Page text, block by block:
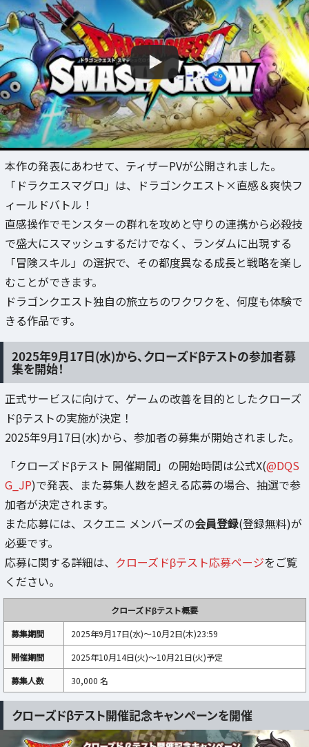
本作の発表にあわせて、ティザーPVが公開されました。
「ドラクエスマグロ」は、ドラゴンクエスト×直感＆爽快フ
ィールドバトル！
直感操作でモンスターの群れを攻めと守りの連携から必殺技
で盛大にスマッシュするだけでなく、ランダムに出現する
「冒険スキル」の選択で、その都度異なる成長と戦略を楽し
むことができます。
ドラゴンクエスト独自の旅立ちのワクワクを、何度も体験で
きる作品です。
2025年9月17日(水)から、クローズドβテストの参加者募
集を開始！
正式サービスに向けて、ゲームの改善を目的としたクローズ
ドβテストの実施が決定！
2025年9月17日(水)から、参加者の募集が開始されました。
「クローズドβテスト 開催期間」の開始時間は公式X(@DQS
G_JP)で発表、また募集人数を超える応募の場合、抽選で参
加者が決定されます。
また応募には、スクエニ メンバーズの会員登録(登録無料)が
必要です。
応募に関する詳細は、 クローズドβテスト応募ページをご覧
ください。
クローズドβテスト概要
募集期間
2025年9月17日(水)～10月2日(木)23:59
開催期間
2025年10月14日(火)～10月21日(火)予定
募集人数
30,000 名
クローズドβテスト開催記念キャンペーンを開催